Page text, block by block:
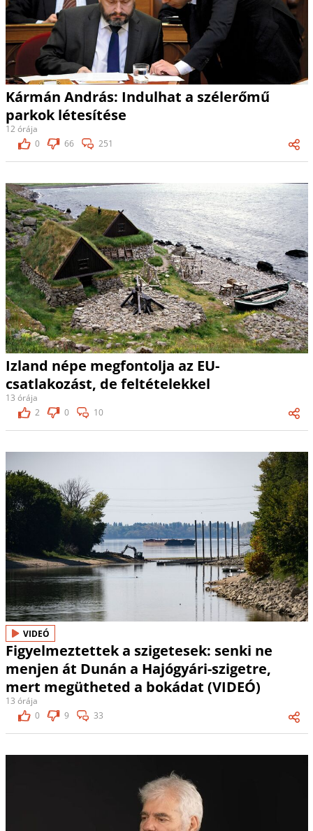
Kármán András: Indulhat a szélerőmű
parkok létesítése
12 órája
0
66 251
Izland népe megfontolja az EU-
csatlakozást, de feltételekkel
13 órája
2
0 10
VIDEÓ
Figyelmeztettek a szigetesek: senki ne
menjen át Dunán a Hajógyári-szigetre,
mert megütheted a bokádat (VIDEÓ)
13 órája
0
9 33